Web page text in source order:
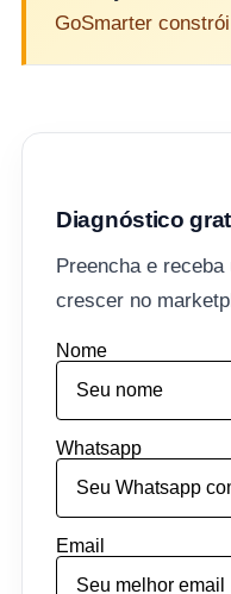
GoSmarter
Diagnóstico
Preencha e
crescer no
Nome
Whatsapp
Email